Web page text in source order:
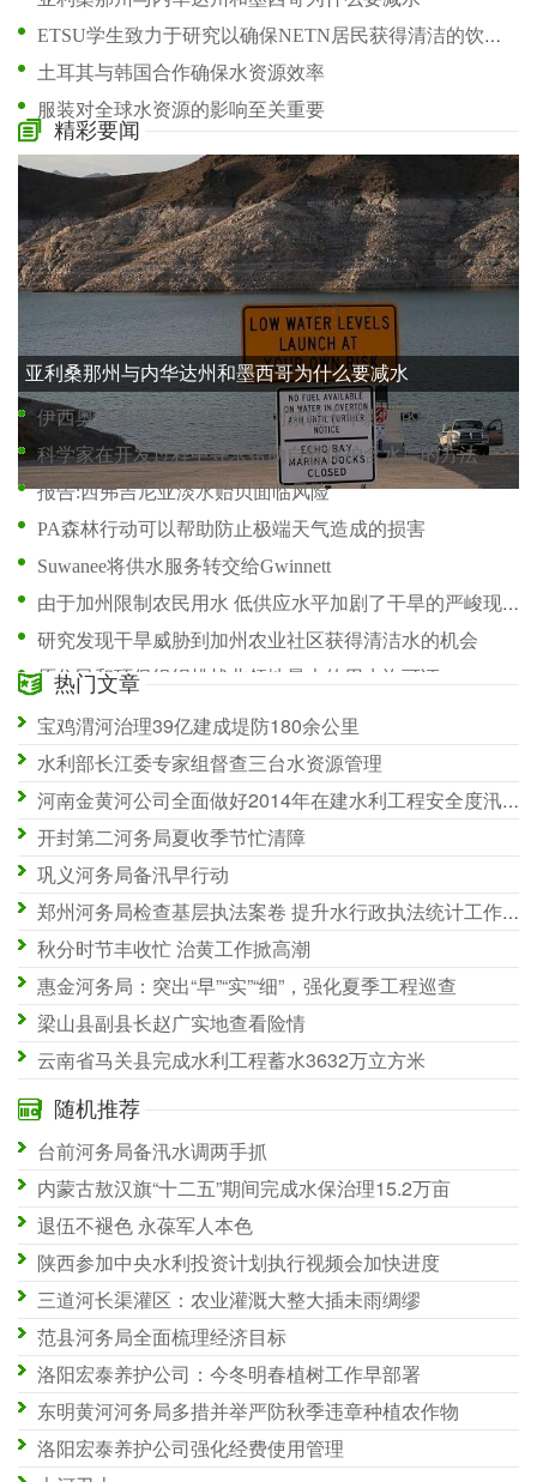
ETSU学生致力于研究以确保NETN居民获得清洁的饮用水
土耳其与韩国合作确保水资源效率
服装对全球水资源的影响至关重要
干旱对美国西部水资源有什么影响
研究将伊拉克南部水资源危机归咎于管理不善
所需的降雨量将Tofino的用水限制降至第 1 阶段
干涸的井和较低的流量为佛得河的未来敲响了警钟
一些人在怀尔德大坝重新许可中看到了机会
精彩要闻
亚利桑那州与内华达州和墨西哥为什么要减水
伊西奥洛和马萨比特牧民找到减轻干旱影响的方法
科学家在开发过程中寻求帮助自然保护含水层的方法
报告:西弗吉尼亚淡水贻贝面临风险
PA森林行动可以帮助防止极端天气造成的损害
Suwanee将供水服务转交给Gwinnett
由于加州限制农民用水 低供应水平加剧了干旱的严峻现实
研究发现干旱威胁到加州农业社区获得清洁水的机会
原住民和环保组织挑战北领地最大的用水许可证
Dangote的Sephaku水泥制定了水资源管理计划
热门文章
宝鸡渭河治理39亿建成堤防180余公里
水利部长江委专家组督查三台水资源管理
河南金黄河公司全面做好2014年在建水利工程安全度汛工作
开封第二河务局夏收季节忙清障
巩义河务局备汛早行动
郑州河务局检查基层执法案卷 提升水行政执法统计工作水平
秋分时节丰收忙 治黄工作掀高潮
惠金河务局：突出“早”“实”“细”，强化夏季工程巡查
梁山县副县长赵广实地查看险情
云南省马关县完成水利工程蓄水3632万立方米
随机推荐
台前河务局备汛水调两手抓
内蒙古敖汉旗“十二五”期间完成水保治理15.2万亩
退伍不褪色 永葆军人本色
陕西参加中央水利投资计划执行视频会加快进度
三道河长渠灌区：农业灌溉大整大插未雨绸缪
范县河务局全面梳理经济目标
洛阳宏泰养护公司：今冬明春植树工作早部署
东明黄河河务局多措并举严防秋季违章种植农作物
洛阳宏泰养护公司强化经费使用管理